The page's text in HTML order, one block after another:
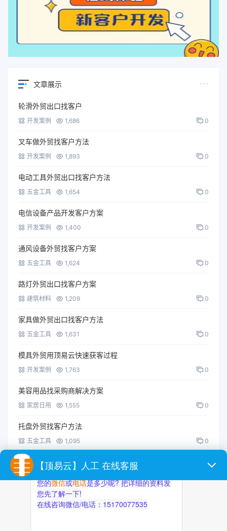
文章展示
轮滑外贸出口找客户
开发案例 1,686 0
叉车做外贸找客户方法
开发案例 1,893 0
电动工具外贸出口找客户方法
五金工具 1,654 0
电信设备产品开发客户方案
开发案例 1,400 0
通风设备外贸找客户方案
五金工具 1,624 0
路灯外贸出口找客户方案
建筑材料 1,209 0
家具做外贸出口找客户方法
五金工具 1,631 0
模具外贸用顶易云快速获客过程
开发案例 1,763 0
美容用品找采购商解决方案
家居日用 1,555 0
托盘外贸找客户方法
五金工具 1,095 0